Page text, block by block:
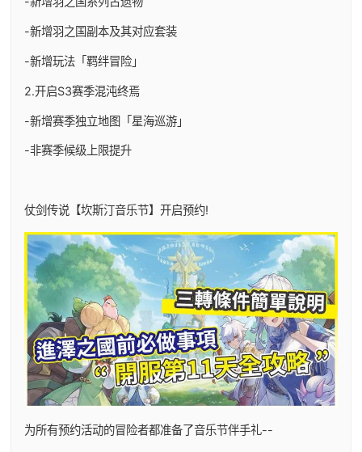
-新增羽之国副本及其对应套装
-新增玩法「羁绊冒险」
2.开启S3赛季混沌终焉
-新增赛季独立地图「星海巡游」
-非赛季候级上限提升
仗剑传说【坎斯汀音乐节】开启预约!
为所有预约活动的冒险者都准备了音乐节伴手礼--